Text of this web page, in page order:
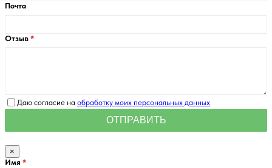
Почта
Отзыв
Даю согласие на обработку моих персональных данных
×
Имя